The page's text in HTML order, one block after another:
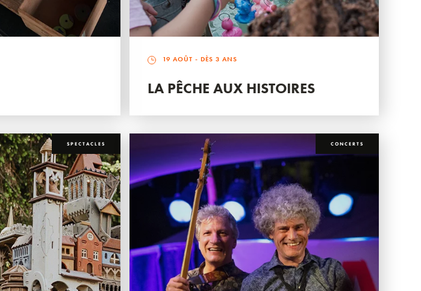
19 AOÛT - DÈS 3 ANS
LA PÊCHE AUX HISTOIRES
SPECTACLES CONCERTS